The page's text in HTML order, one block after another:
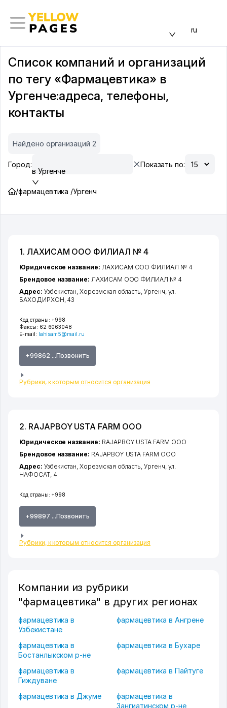
ru
Список компаний и организаций
по тегу «Фармацевтика» в
Ургенче:адреса, телефоны,
контакты
Найдено организаций 2
Город:
в Ургенче
Показать по:
/фармацевтика /Ургенч
1. ЛАХИСАМ ООО ФИЛИАЛ № 4
Код страны: +998
Факсы: 62 6063048
E-mail: lahisam5@mail.ru
+99862 ...Позвонить
Рубрики, к которым относится организация
Юридическое название: ЛАХИСАМ ООО ФИЛИАЛ № 4
Брендовое название: ЛАХИСАМ ООО ФИЛИАЛ № 4
Адрес: Узбекистан,Хорезмская область,Ургенч, ул.
БАХОДИРХОН, 43
2. RAJAPBOY USTA FARM ООО
Код страны: +998
+99897 ...Позвонить
Рубрики, к которым относится организация
Юридическое название: RAJAPBOY USTA FARM ООО
Брендовое название: RAJAPBOY USTA FARM ООО
Адрес: Узбекистан,Хорезмская область,Ургенч, ул.
НАФОСАТ, 4
Компании из рубрики
"фармацевтика" в других регионах
фармацевтика в
Узбекистане
фармацевтика в Ангрене
фармацевтика в
Бостанлыкском р-не
фармацевтика в Бухаре
фармацевтика в
Гиждуване
фармацевтика в Пайтуге
фармацевтика в Джуме
фармацевтика в
Зангиатинском р-не